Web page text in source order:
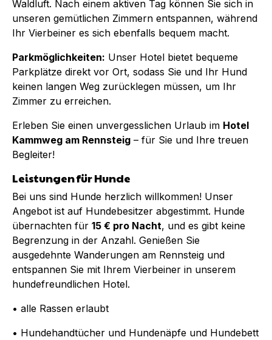
Waldluft. Nach einem aktiven Tag können Sie sich in
unseren gemütlichen Zimmern entspannen, während
Ihr Vierbeiner es sich ebenfalls bequem macht.
Parkmöglichkeiten: Unser Hotel bietet bequeme
Parkplätze direkt vor Ort, sodass Sie und Ihr Hund
keinen langen Weg zurücklegen müssen, um Ihr
Zimmer zu erreichen.
Erleben Sie einen unvergesslichen Urlaub im Hotel
Kammweg am Rennsteig – für Sie und Ihre treuen
Begleiter!
Leistungen für Hunde
Bei uns sind Hunde herzlich willkommen! Unser
Angebot ist auf Hundebesitzer abgestimmt. Hunde
übernachten für 15 € pro Nacht, und es gibt keine
Begrenzung in der Anzahl. Genießen Sie
ausgedehnte Wanderungen am Rennsteig und
entspannen Sie mit Ihrem Vierbeiner in unserem
hundefreundlichen Hotel.
• alle Rassen erlaubt
• Hundehandtücher und Hundenäpfe und Hundebett